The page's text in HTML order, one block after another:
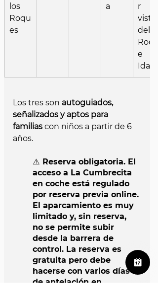
los
Roqu
es
a
r
vista
del
Roqu
e
Idafe
Los tres son autoguiados,
señalizados y aptos para
familias con niños a partir de 6
años.
⚠️ Reserva obligatoria. El
acceso a La Cumbrecita
en coche está regulado
por reserva previa online.
El aparcamiento es muy
limitado y, sin reserva,
no se permite subir
desde la barrera de
control. La reserva es
gratuita pero debe
hacerse con varios días
de antelación en